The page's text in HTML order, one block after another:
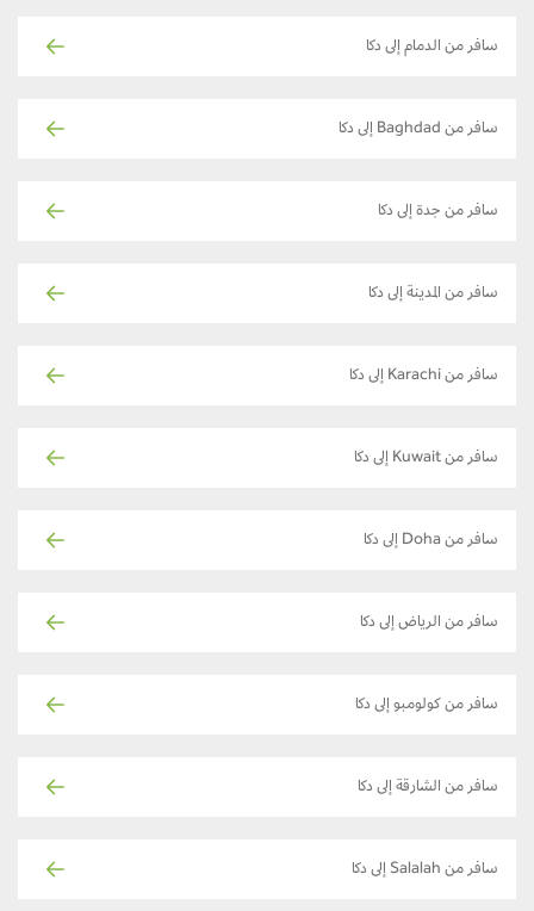
سافر من الدمام إلى دكا
سافر من Baghdad إلى دكا
سافر من جدة إلى دكا
سافر من المدينة إلى دكا
سافر من Karachi إلى دكا
سافر من Kuwait إلى دكا
سافر من Doha إلى دكا
سافر من الرياض إلى دكا
سافر من كولومبو إلى دكا
سافر من الشارقة إلى دكا
سافر من Salalah إلى دكا